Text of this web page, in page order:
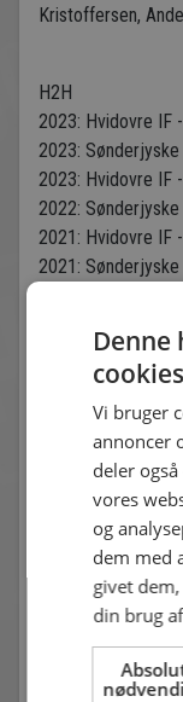
Kristoffersen,
H2H
2023: Hvidovre IF
2023:
2023: Hvidovre IF
2022:
2021: Hvidovre IF
2021:
* Sønderjyske
** Sønderjyske
Billetter købes via
Voksen: 110
Pensionist:
Børn (4-15
Denne
cookies
Vi bruger
annoncer
deler
vores
og
dem med
givet
din brug